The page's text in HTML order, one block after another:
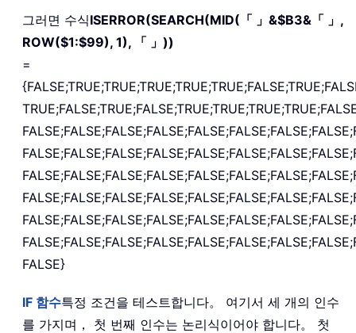
그러면 수식ISERROR(SEARCH(MID(「 」&$B3&「 」,
ROW($1:$99), 1), 「 」))
=
FALSE}
IF 함수특정 조건을 테스트합니다。 여기서 세 개의 인수
를 가지며， 첫 번째 인수는 논리식이어야 합니다。 첫